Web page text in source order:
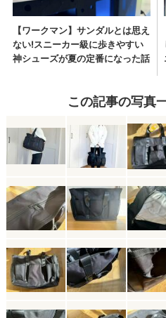
この記事の写真